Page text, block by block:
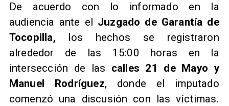
De acuerdo con lo informado en la
audiencia ante el Juzgado de Garantía de
Tocopilla, los hechos se registraron
alrededor de las 15:00 horas en la
intersección de las calles 21 de Mayo y
Manuel Rodríguez, donde el imputado
comenzó una discusión con las víctimas.